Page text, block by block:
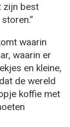
zijn best
waarin
waarin er
en kleine,
de wereld
koffie met